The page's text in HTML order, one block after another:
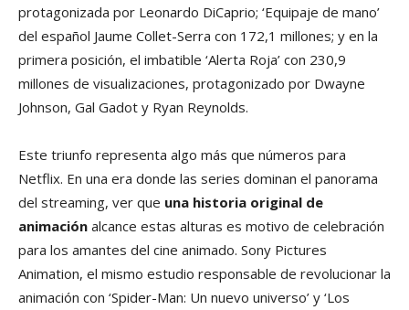
protagonizada por Leonardo DiCaprio; ‘Equipaje de mano’
del español Jaume Collet-Serra con 172,1 millones; y en la
primera posición, el imbatible ‘Alerta Roja’ con 230,9
millones de visualizaciones, protagonizado por Dwayne
Johnson, Gal Gadot y Ryan Reynolds.
Este triunfo representa algo más que números para
Netflix. En una era donde las series dominan el panorama
del streaming, ver que una historia original de
animación alcance estas alturas es motivo de celebración
para los amantes del cine animado. Sony Pictures
Animation, el mismo estudio responsable de revolucionar la
animación con ‘Spider-Man: Un nuevo universo’ y ‘Los